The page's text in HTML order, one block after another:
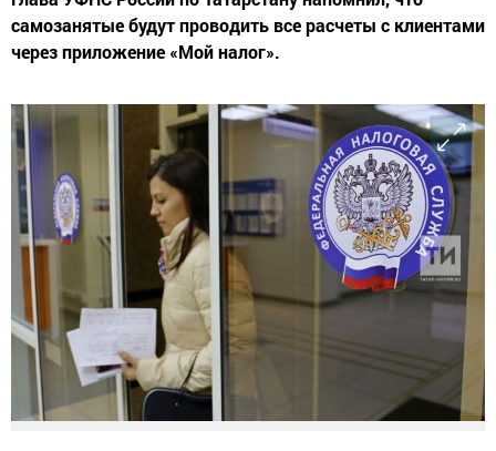
самозанятые будут проводить все расчеты с клиентами
через приложение «Мой налог».